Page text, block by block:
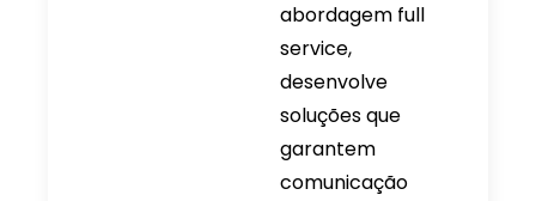
abordagem full
service,
desenvolve
soluções que
garantem
comunicação